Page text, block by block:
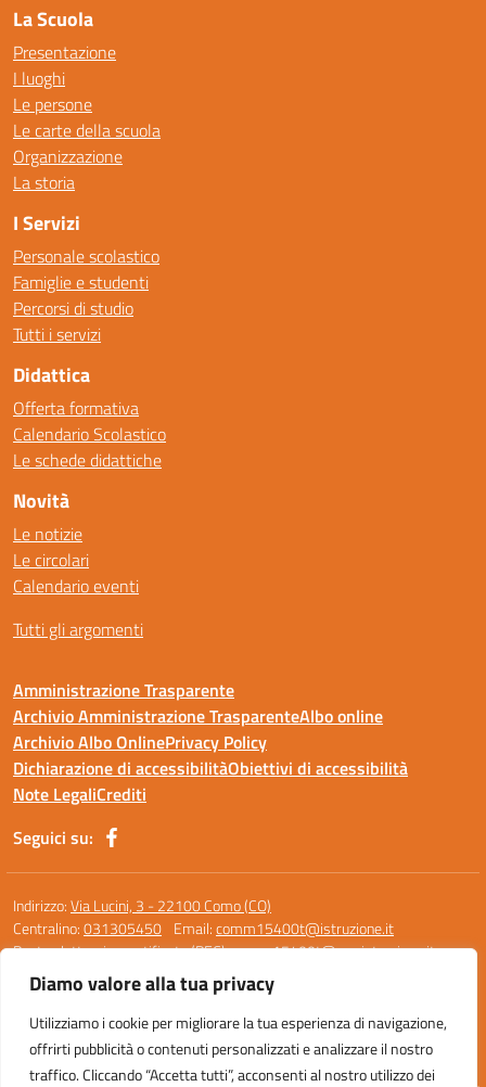
Diamo valore alla tua privacy
Utilizziamo i cookie per migliorare la tua esperienza di navigazione,
offrirti pubblicità o contenuti personalizzati e analizzare il nostro
traffico. Cliccando “Accetta tutti”, acconsenti al nostro utilizzo dei
La Scuola
Presentazione
I luoghi
Le persone
Le carte della scuola
Organizzazione
La storia
I Servizi
Personale scolastico
Famiglie e studenti
Percorsi di studio
Tutti i servizi
Didattica
Offerta formativa
Calendario Scolastico
Le schede didattiche
Novità
Le notizie
Le circolari
Calendario eventi
Tutti gli argomenti
Amministrazione Trasparente
Archivio Amministrazione TrasparenteAlbo online
Archivio Albo OnlinePrivacy Policy
Dichiarazione di accessibilitàObiettivi di accessibilità
Note LegaliCrediti
Seguici su:
Indirizzo:Via Lucini, 3 - 22100 Como (CO)
Centralino:031305450 Email:comm15400t@istruzione.it
Posta elettronica certificata (PEC):comm15400t@pec.istruzione.it
Codice fiscale: 95119390136
Codice meccanografico:
COMM15400T
Codice unico di fatturazione (CUF): UF0M8Z